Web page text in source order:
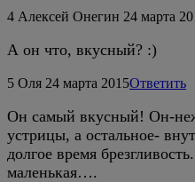
4 Алексей Онегин 24 марта
А он что, вкусный? :)
5 Оля 24 марта 2015Ответить
Он самый вкусный! Он-
устрицы, а остальное-
долгое время
маленькая….